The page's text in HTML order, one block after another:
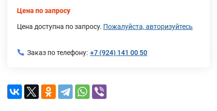
Цена по запросу
Цена доступна по запросу. Пожалуйста, авторизуйтесь
Заказ по телефону: +7 (924) 141 00 50